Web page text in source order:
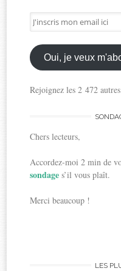
J'inscris
mon
email
ici
Oui, je veux
Rejoignez les 2 472
Chers lecteurs,
Accordez-moi 2 min de
sondages’il vous plaît.
Merci beaucoup !
LES